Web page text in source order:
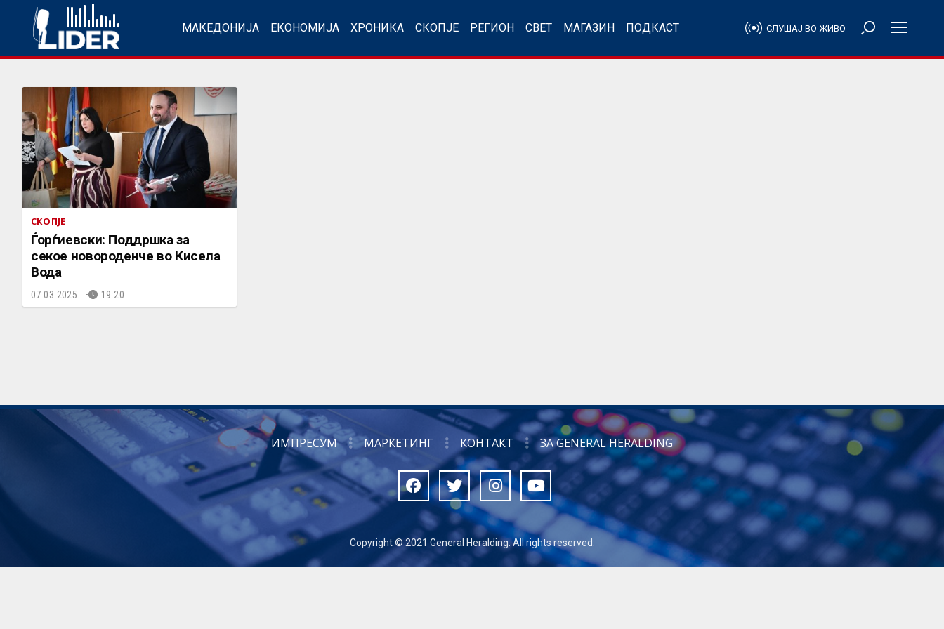
МАКЕДОНИЈА ЕКОНОМИЈА ХРОНИКА СКОПЈЕ РЕГИОН СВЕТ МАГАЗИН ПОДКАСТ СЛУШАЈ ВО ЖИВО
СКОПЈЕ
Ѓорѓиевски: Поддршка за
секое новороденче во Кисела
Вода
07.03.2025. 19:20
ИМПРЕСУМ МАРКЕТИНГ КОНТАКТ ЗА GENERAL HERALDING
Copyright © 2021 General Heralding. All rights reserved.